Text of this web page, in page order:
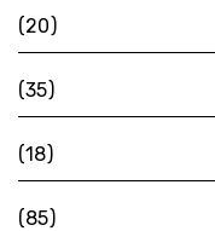
(20)
(35)
(18)
(85)